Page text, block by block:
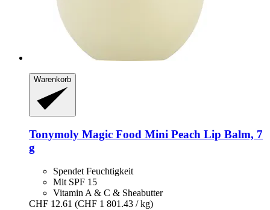
Warenkorb
Tonymoly Magic Food Mini Peach Lip Balm, 7
g
Spendet Feuchtigkeit
Mit SPF 15
Vitamin A & C & Sheabutter
CHF 12.61 (CHF 1 801.43 / kg)